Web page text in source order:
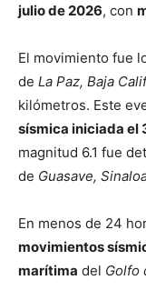
julio de 2026, con
El movimiento fue
de La Paz, Baja
kilómetros. Este
sísmica iniciada el
magnitud 6.1 fue
de Guasave,
En menos de 24
movimientos
marítima del Golfo